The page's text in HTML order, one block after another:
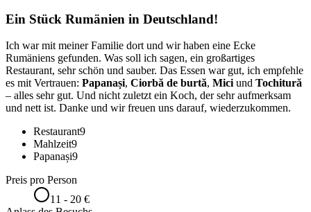
Ein Stück Rumänien in Deutschland!
Ich war mit meiner Familie dort und wir haben eine Ecke
Rumäniens gefunden. Was soll ich sagen, ein großartiges
Restaurant, sehr schön und sauber. Das Essen war gut, ich empfehle
es mit Vertrauen: Papanași, Ciorbă de burtă, Miciund Tochitură
– alles sehr gut. Und nicht zuletzt ein Koch, der sehr aufmerksam
und nett ist. Danke und wir freuen uns darauf, wiederzukommen.
Restaurant9
Mahlzeit9
Papanași9
Preis pro Person
11 - 20 €